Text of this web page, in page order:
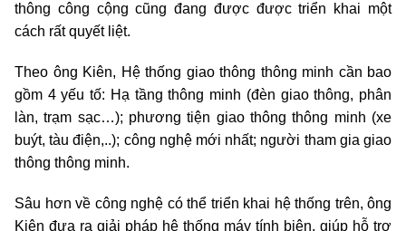
thông công cộng cũng đang được được triển khai một
cách rất quyết liệt.
Theo ông Kiên, Hệ thống giao thông thông minh cần bao
gồm 4 yếu tố: Hạ tầng thông minh (đèn giao thông, phân
làn, trạm sạc…); phương tiện giao thông thông minh (xe
buýt, tàu điện,..); công nghệ mới nhất; người tham gia giao
thông thông minh.
Sâu hơn về công nghệ có thể triển khai hệ thống trên, ông
Kiên đưa ra giải pháp hệ thống máy tính biên, giúp hỗ trợ